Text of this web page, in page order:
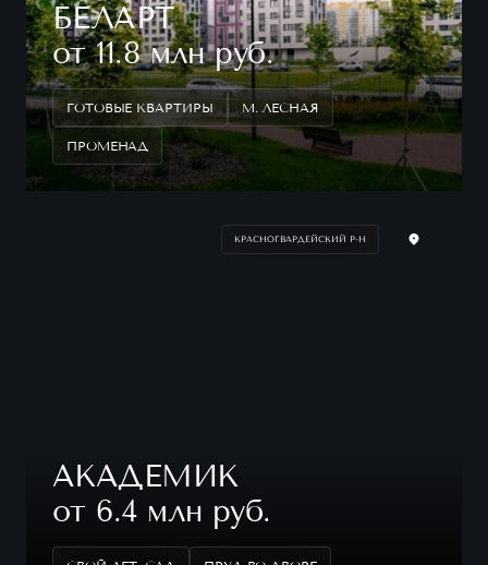
БЕЛАРТ
от 11.8 млн руб.
ГОТОВЫЕ КВАРТИРЫ М. ЛЕСНАЯ
ПРОМЕНАД
КРАСНОГВАРДЕЙСКИЙ Р-Н
АКАДЕМИК
от 6.4 млн руб.